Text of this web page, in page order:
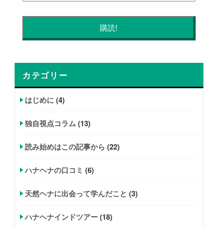
カテゴリー
はじめに(4)
独自視点コラム(13)
読み始めはこの記事から (22)
ハナヘナの口コミ (6)
天然ヘナに出会って学んだこと (3)
ハナヘナインドツアー(18)